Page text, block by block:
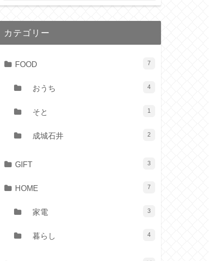
カテゴリー
FOOD 7
おうち 4
そと 1
成城石井 2
GIFT 3
HOME 7
家電 3
暮らし 4